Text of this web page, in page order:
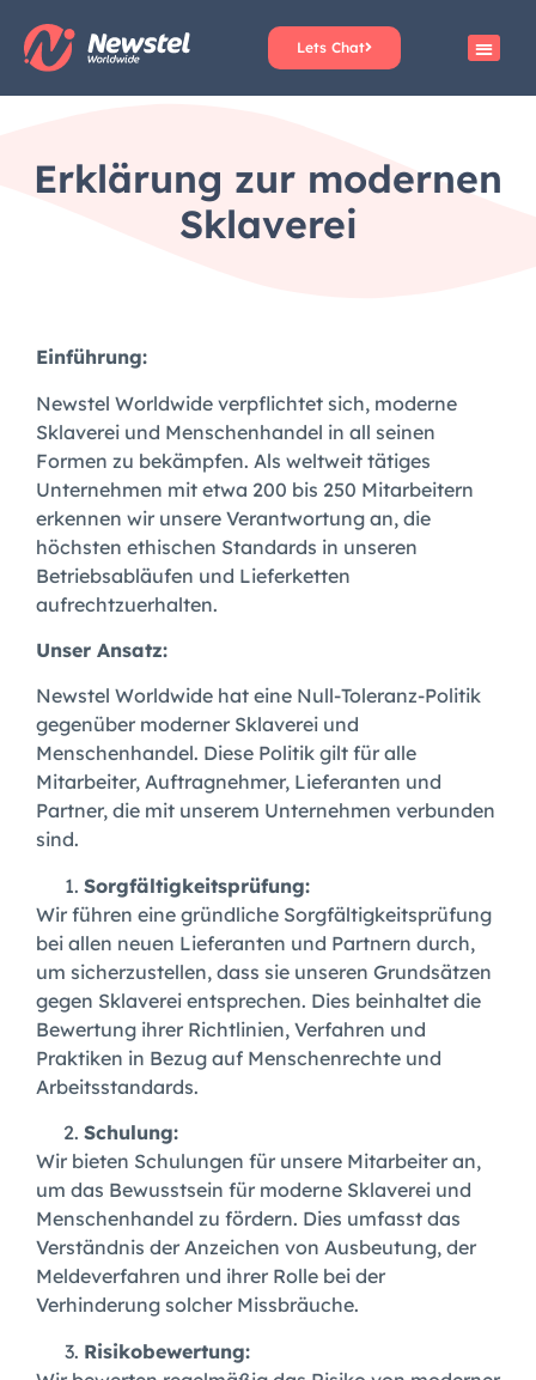
springen
Lets Chat
Erklärung zur modernen
Sklaverei
Einführung:
Newstel Worldwide verpflichtet sich, moderne
Sklaverei und Menschenhandel in all seinen
Formen zu bekämpfen. Als weltweit tätiges
Unternehmen mit etwa 200 bis 250 Mitarbeitern
erkennen wir unsere Verantwortung an, die
höchsten ethischen Standards in unseren
Betriebsabläufen und Lieferketten
aufrechtzuerhalten.
Unser Ansatz:
Newstel Worldwide hat eine Null-Toleranz-Politik
gegenüber moderner Sklaverei und
Menschenhandel. Diese Politik gilt für alle
Mitarbeiter, Auftragnehmer, Lieferanten und
Partner, die mit unserem Unternehmen verbunden
sind.
Sorgfältigkeitsprüfung:
Wir führen eine gründliche Sorgfältigkeitsprüfung
bei allen neuen Lieferanten und Partnern durch,
um sicherzustellen, dass sie unseren Grundsätzen
gegen Sklaverei entsprechen. Dies beinhaltet die
Bewertung ihrer Richtlinien, Verfahren und
Praktiken in Bezug auf Menschenrechte und
Arbeitsstandards.
Schulung:
Wir bieten Schulungen für unsere Mitarbeiter an,
um das Bewusstsein für moderne Sklaverei und
Menschenhandel zu fördern. Dies umfasst das
Verständnis der Anzeichen von Ausbeutung, der
Meldeverfahren und ihrer Rolle bei der
Verhinderung solcher Missbräuche.
Risikobewertung: